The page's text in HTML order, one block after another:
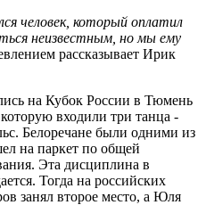
человек, который оплатил
неизвестным, но мы ему
рассказывает Ирик
на Кубок России в Тюмень
входили три танца -
Белоречане были одними из
на паркет по общей
Эта дисциплина в
Тогда на российских
занял второе место, а Юля